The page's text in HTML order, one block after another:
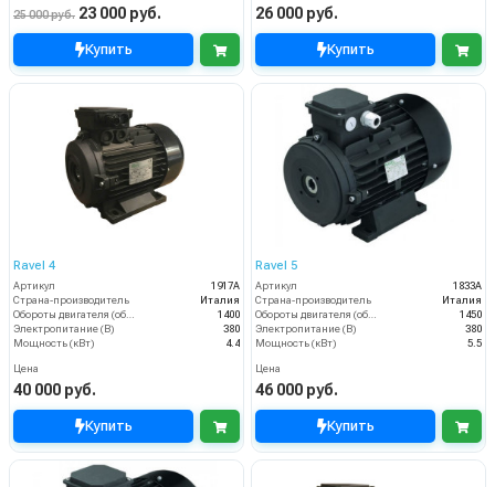
25 000 руб. 23 000 руб.
Купить
26 000 руб.
Купить
Ravel 4
Артикул
1917А
Страна-производитель
Италия
Обороты двигателя (об/мин)
1400
Электропитание (В)
380
Мощность (кВт)
4.4
Цена
40 000 руб.
Купить
Ravel 5
Артикул
1833А
Страна-производитель
Италия
Обороты двигателя (об/мин)
1450
Электропитание (В)
380
Мощность (кВт)
5.5
Цена
46 000 руб.
Купить